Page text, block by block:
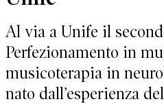
Al via a Unife il
Perfezionamento in
musicoterapia in
nato dall’esperienza